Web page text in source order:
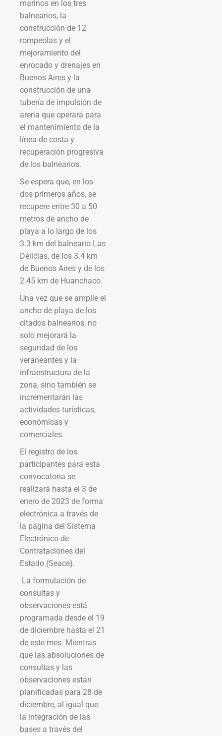
marinos en los tres
balnearios, la
construcción de 12
rompeolas y el
mejoramiento del
enrocado y drenajes en
Buenos Aires y la
construcción de una
tubería de impulsión de
arena que operará para
el mantenimiento de la
línea de costa y
recuperación progresiva
de los balnearios.
Se espera que, en los
dos primeros años, se
recupere entre 30 a 50
metros de ancho de
playa a lo largo de los
3.3 km del balneario Las
Delicias, de los 3.4 km
de Buenos Aires y de los
2.45 km de Huanchaco.
Una vez que se amplíe el
ancho de playa de los
citados balnearios, no
solo mejorará la
seguridad de los
veraneantes y la
infraestructura de la
zona, sino también se
incrementarán las
actividades turísticas,
económicas y
comerciales.
El registro de los
participantes para esta
convocatoria se
realizará hasta el 3 de
enero de 2023 de forma
electrónica a través de
la página del Sistema
Electrónico de
Contrataciones del
Estado (Seace).
La formulación de
consultas y
observaciones está
programada desde el 19
de diciembre hasta el 21
de este mes. Mientras
que las absoluciones de
consultas y las
observaciones están
planificadas para 28 de
diciembre, al igual que
la integración de las
bases a través del